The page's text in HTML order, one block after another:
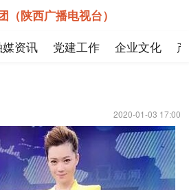
（陕西广播电视台）
资讯 党建工作 企业文化
2020-01-03 17:00